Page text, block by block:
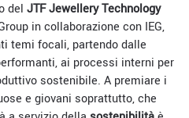
del JTF Jewellery Technology
in collaborazione con IEG,
temi focali, partendo dalle
ai processi interni per
sostenibile. A premiare i
e giovani soprattutto, che